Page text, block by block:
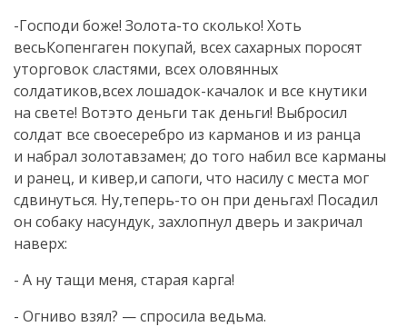
-Господи боже! Золота-то сколько! Хоть
весьКопенгаген покупай, всех сахарных поросят
уторговок сластями, всех оловянных
солдатиков,всех лошадок-качалок и все кнутики
на свете! Вотэто деньги так деньги! Выбросил
солдат все своесеребро из карманов и из ранца
и набрал золотавзамен; до того набил все карманы
и ранец, и кивер,и сапоги, что насилу с места мог
сдвинуться. Ну,теперь-то он при деньгах! Посадил
он собаку насундук, захлопнул дверь и закричал
наверх:
- А ну тащи меня, старая карга!
- Огниво взял? — спросила ведьма.